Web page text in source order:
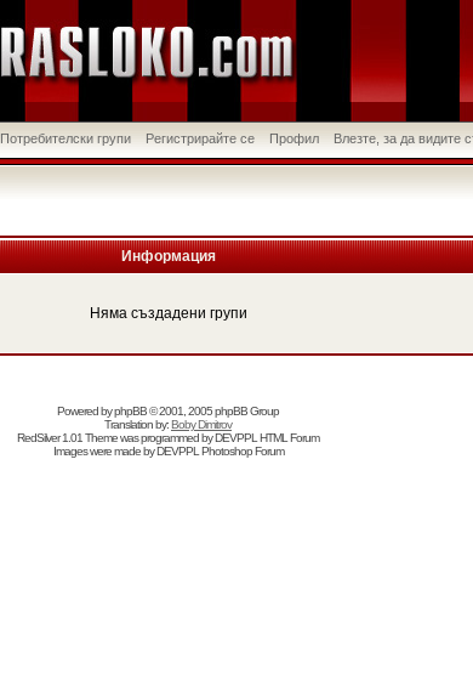
Потребителски групи Регистрирайте се Профил Влезте, за да видите
Информация
Няма създадени групи
Powered byphpBB© 2001, 2005 phpBB Group
Translation by:Boby Dimitrov
RedSilver 1.01 Theme was programmed byDEVPPL HTML Forum
Images were made byDEVPPL Photoshop Forum